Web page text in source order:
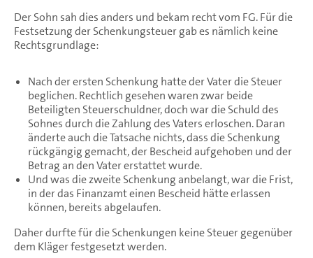
Der Sohn sah dies anders und bekam recht vom FG. Für die
Festsetzung der Schenkungsteuer gab es nämlich keine
Rechtsgrundlage:
Nach der ersten Schenkung hatte der Vater die Steuer
beglichen. Rechtlich gesehen waren zwar beide
Beteiligten Steuerschuldner, doch war die Schuld des
Sohnes durch die Zahlung des Vaters erloschen. Daran
änderte auch die Tatsache nichts, dass die Schenkung
rückgängig gemacht, der Bescheid aufgehoben und der
Betrag an den Vater erstattet wurde.
Und was die zweite Schenkung anbelangt, war die Frist,
in der das Finanzamt einen Bescheid hätte erlassen
können, bereits abgelaufen.
Daher durfte für die Schenkungen keine Steuer gegenüber
dem Kläger festgesetzt werden.